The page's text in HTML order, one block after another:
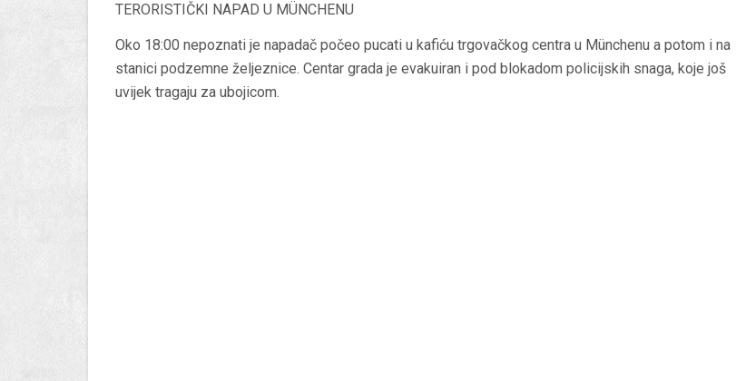
TERORISTIČKI NAPAD U MÜNCHENU
Oko 18:00 nepoznati je napadač počeo pucati u kafiću trgovačkog centra u Münchenu a potom i na
stanici podzemne željeznice. Centar grada je evakuiran i pod blokadom policijskih snaga, koje još
uvijek tragaju za ubojicom.